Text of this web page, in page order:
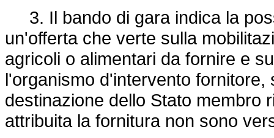
3. Il bando di gara indica la
un'offerta che verte sulla
agricoli o alimentari da fornire e
l'organismo d'intervento
destinazione dello Stato membro
attribuita la fornitura non sono